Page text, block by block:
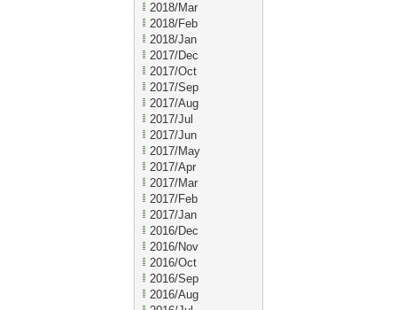
2018/Mar
2018/Feb
2018/Jan
2017/Dec
2017/Oct
2017/Sep
2017/Aug
2017/Jul
2017/Jun
2017/May
2017/Apr
2017/Mar
2017/Feb
2017/Jan
2016/Dec
2016/Nov
2016/Oct
2016/Sep
2016/Aug